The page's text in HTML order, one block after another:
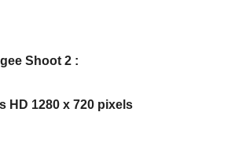
Shoot 2 :
HD 1280 x 720 pixels